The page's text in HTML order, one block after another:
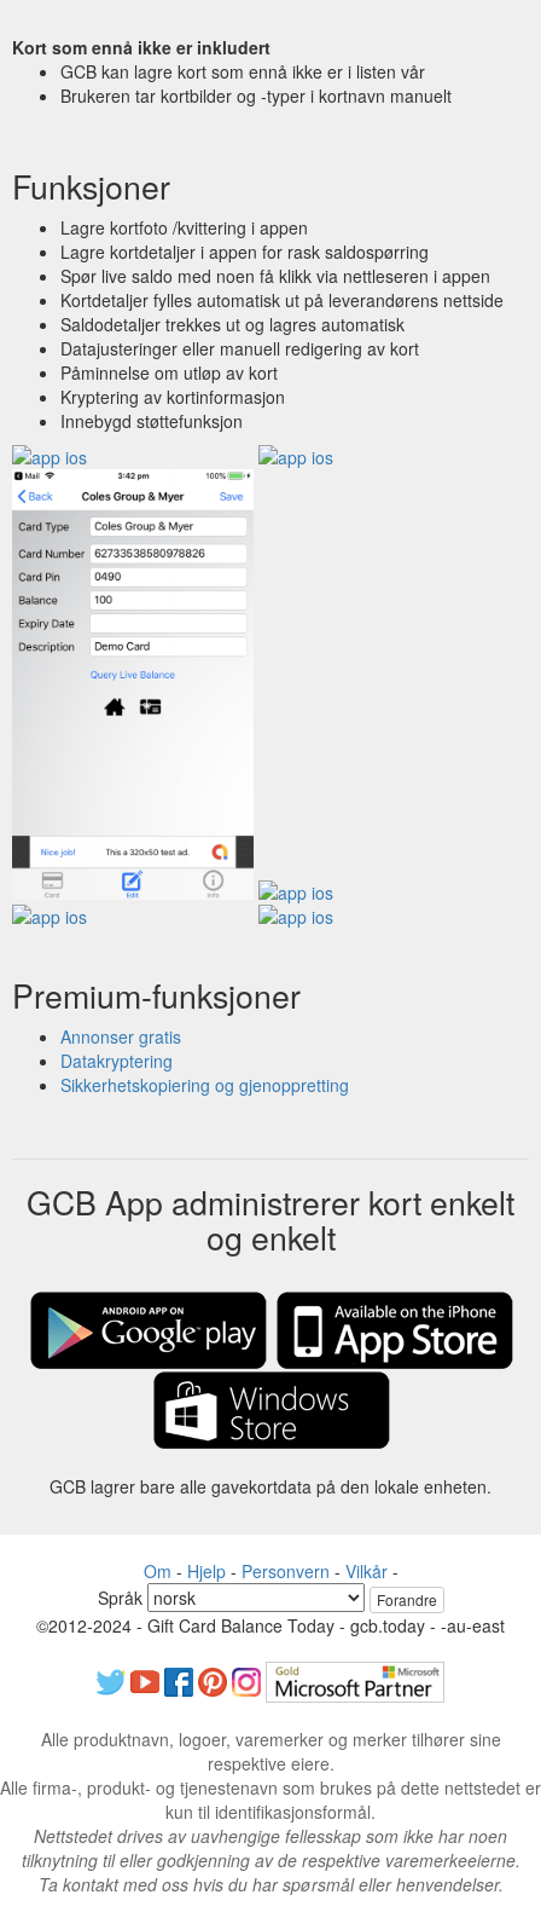
Kort som ennå ikke er inkludert
GCB kan lagre kort som ennå ikke er i listen vår
Brukeren tar kortbilder og -typer i kortnavn manuelt
Funksjoner
Lagre kortfoto /kvittering i appen
Lagre kortdetaljer i appen for rask saldospørring
Spør live saldo med noen få klikk via nettleseren i appen
Kortdetaljer fylles automatisk ut på leverandørens nettside
Saldodetaljer trekkes ut og lagres automatisk
Datajusteringer eller manuell redigering av kort
Påminnelse om utløp av kort
Kryptering av kortinformasjon
Innebygd støttefunksjon
Premium-funksjoner
Annonser gratis
Datakryptering
Sikkerhetskopiering og gjenoppretting
GCB App administrerer kort enkelt
og enkelt
GCB lagrer bare alle gavekortdata på den lokale enheten.
Om - Hjelp- Personvern - Vilkår-
Språk
Forandre
©2012-2024 - Gift Card Balance Today - gcb.today - -au-east
Alle produktnavn, logoer, varemerker og merker tilhører sine
respektive eiere.
Alle firma-, produkt- og tjenestenavn som brukes på dette nettstedet er
kun til identifikasjonsformål.
Nettstedet drives av uavhengige fellesskap som ikke har noen
tilknytning til eller godkjenning av de respektive varemerkeeierne.
Ta kontakt med oss hvis du har spørsmål eller henvendelser.